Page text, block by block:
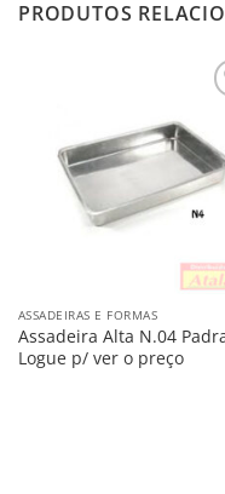
PRODUTOS
ASSADEIRAS E FORMAS
Assadeira Alta N.04
Logue p/ ver o preço